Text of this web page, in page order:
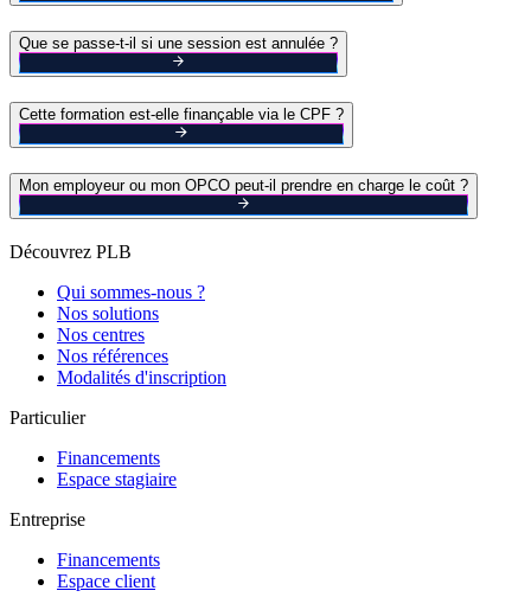
Que se passe-t-il si une session est annulée ?
Cette formation est-elle finançable via le CPF ?
Mon employeur ou mon OPCO peut-il prendre en charge le coût ?
Découvrez PLB
Qui sommes-nous ?
Nos solutions
Nos centres
Nos références
Modalités d'inscription
Particulier
Financements
Espace stagiaire
Entreprise
Financements
Espace client